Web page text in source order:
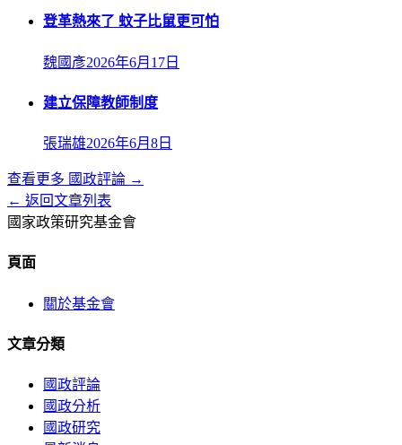
登革熱來了 蚊子比鼠更可怕
魏國彥2026年6月17日
建立保障教師制度
張瑞雄2026年6月8日
查看更多 國政評論 →
← 返回文章列表
國家政策研究基金會
頁面
關於基金會
文章分類
國政評論
國政分析
國政研究